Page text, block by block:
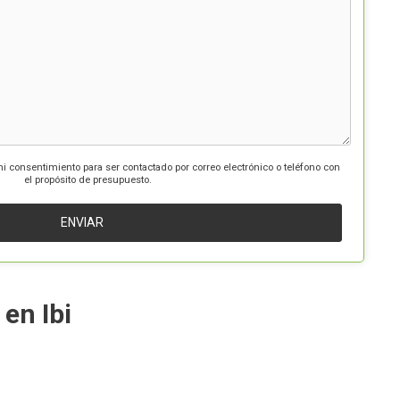
consentimiento para ser contactado por correo electrónico o teléfono con
el propósito de presupuesto.
Ibi